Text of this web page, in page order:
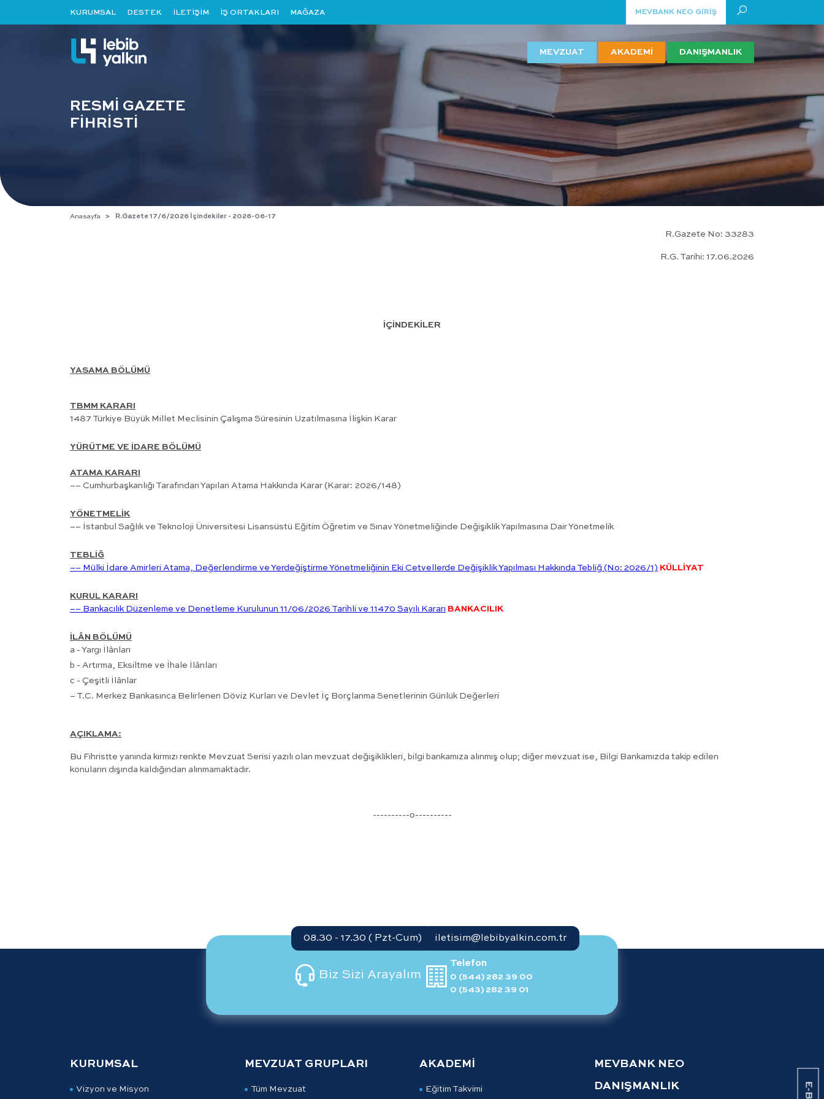
KURUMSAL DESTEK İLETİŞİM İŞ ORTAKLARI MAĞAZA MEVBANK NEO GİRİŞ
MEVZUAT AKADEMİ DANIŞMANLIK
RESMİ GAZETE
FİHRİSTİ
Anasayfa R.Gazete 17/6/2026 İçindekiler - 2026-06-17
R.Gazete No: 33283
R.G. Tarihi: 17.06.2026
İÇİNDEKİLER
YASAMA BÖLÜMÜ
TBMM KARARI
1487 Türkiye Büyük Millet Meclisinin Çalışma Süresinin Uzatılmasına İlişkin Karar
YÜRÜTME VE İDARE BÖLÜMÜ
ATAMA KARARI
–– Cumhurbaşkanlığı Tarafından Yapılan Atama Hakkında Karar (Karar: 2026/148)
YÖNETMELİK
–– İstanbul Sağlık ve Teknoloji Üniversitesi Lisansüstü Eğitim Öğretim ve Sınav Yönetmeliğinde Değişiklik Yapılmasına Dair Yönetmelik
TEBLİĞ
–– Mülki İdare Amirleri Atama, Değerlendirme ve Yerdeğiştirme Yönetmeliğinin Eki Cetvellerde Değişiklik Yapılması Hakkında Tebliğ (No: 2026/1) KÜLLİYAT
KURUL KARARI
–– Bankacılık Düzenleme ve Denetleme Kurulunun 11/06/2026 Tarihli ve 11470 Sayılı Kararı BANKACILIK
İLÂN BÖLÜMÜ
a - Yargı İlânları
b - Artırma, Eksiltme ve İhale İlânları
c - Çeşitli İlânlar
– T.C. Merkez Bankasınca Belirlenen Döviz Kurları ve Devlet İç Borçlanma Senetlerinin Günlük Değerleri
AÇIKLAMA:
Bu Fihristte yanında kırmızı renkte Mevzuat Serisi yazılı olan mevzuat değişiklikleri, bilgi bankamıza alınmış olup; diğer mevzuat ise, Bilgi Bankamızda takip edilen
konuların dışında kaldığından alınmamaktadır.
----------o----------
08.30 - 17.30 ( Pzt-Cum)
Biz Sizi Arayalım
iletisim@lebibyalkin.com.tr
Telefon
0 (544) 282 39 00
0 (543) 282 39 01
KURUMSAL
Vizyon ve Misyon
MEVZUAT GRUPLARI
Tüm Mevzuat
AKADEMİ
Eğitim Takvimi
MEVBANK NEO
DANIŞMANLIK